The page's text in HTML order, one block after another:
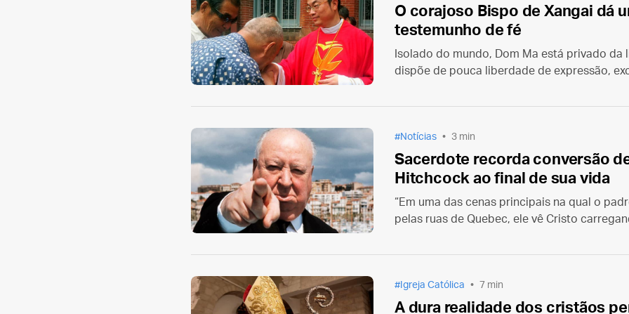
O corajoso Bispo de Xangai dá
testemunho de fé
Isolado do mundo, Dom Ma está privado da
dispõe de pouca liberdade de expressão,
Notícias 3 min
Sacerdote recorda conversão
Hitchcock ao final de sua vida
“Em uma das cenas principais na qual o
pelas ruas de Quebec, ele vê Cristo
Igreja Católica 7 min
A dura realidade dos cristãos